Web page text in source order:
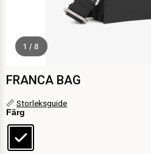
1 / 8
FRANCA BAG
📏 Storleksguide
Färg
FRANCA
BAG
mängd